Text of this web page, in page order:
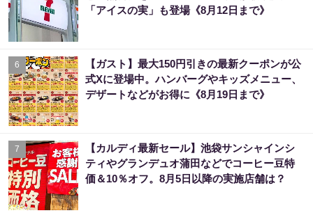
「アイスの実」も登場《8月12日まで》
6
【ガスト】最大150円引きの最新クーポンが公
式Xに登場中。ハンバーグやキッズメニュー、
デザートなどがお得に《8月19日まで》
7
【カルディ最新セール】池袋サンシャインシ
ティやグランデュオ蒲田などでコーヒー豆特
価＆10％オフ。8月5日以降の実施店舗は？